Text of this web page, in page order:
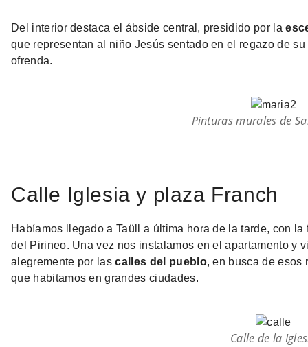
Del interior destaca el ábside central, presidido por la
que representan al niño Jesús sentado en el regazo de
ofrenda.
Pinturas murales de
Calle Iglesia y plaza Franch
Habíamos llegado a Taüll a última hora de la tarde, con
del Pirineo. Una vez nos instalamos en el apartamento y
alegremente por lascalles del pueblo, en busca de esos
que habitamos en grandes ciudades.
Calle de la